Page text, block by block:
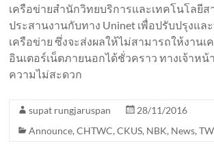
เครือข่ายสำนักวิทยบริการและเทคโนโลยีส
ประสานงานกับทาง Uninet เพื่อปรับปรุงแล
เครือข่าย ซึ่งจะส่งผลให้ไม่สามารถให้งานเ
อินเตอร์เน็ตภายนอกได้ชั่วคราว ทางเจ้าห
ความไม่สะดวก
supat rungjaruspan
28/11/2016
Announce,CHTWC,CKUS, NBK, News,TW